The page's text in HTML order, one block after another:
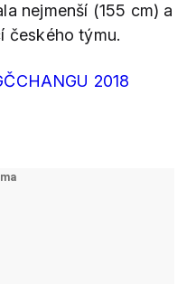
nejmenší (155 cm) a
českého týmu.
2018